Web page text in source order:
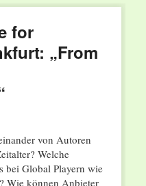
for
„From
von Autoren
Welche
bei Global Playern wie
Wie können Anbieter